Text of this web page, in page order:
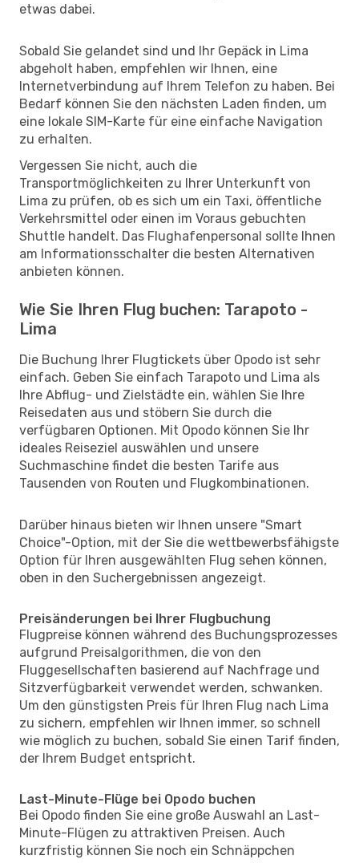
etwas dabei.
Sobald Sie gelandet sind und Ihr Gepäck in Lima
abgeholt haben, empfehlen wir Ihnen, eine
Internetverbindung auf Ihrem Telefon zu haben. Bei
Bedarf können Sie den nächsten Laden finden, um
eine lokale SIM-Karte für eine einfache Navigation
zu erhalten.
Vergessen Sie nicht, auch die
Transportmöglichkeiten zu Ihrer Unterkunft von
Lima zu prüfen, ob es sich um ein Taxi, öffentliche
Verkehrsmittel oder einen im Voraus gebuchten
Shuttle handelt. Das Flughafenpersonal sollte Ihnen
am Informationsschalter die besten Alternativen
anbieten können.
Wie Sie Ihren Flug buchen: Tarapoto -
Lima
Die Buchung Ihrer Flugtickets über Opodo ist sehr
einfach. Geben Sie einfach Tarapoto und Lima als
Ihre Abflug- und Zielstädte ein, wählen Sie Ihre
Reisedaten aus und stöbern Sie durch die
verfügbaren Optionen. Mit Opodo können Sie Ihr
ideales Reiseziel auswählen und unsere
Suchmaschine findet die besten Tarife aus
Tausenden von Routen und Flugkombinationen.
Darüber hinaus bieten wir Ihnen unsere "Smart
Choice"-Option, mit der Sie die wettbewerbsfähigste
Option für Ihren ausgewählten Flug sehen können,
oben in den Suchergebnissen angezeigt.
Preisänderungen bei Ihrer Flugbuchung
Flugpreise können während des Buchungsprozesses
aufgrund Preisalgorithmen, die von den
Fluggesellschaften basierend auf Nachfrage und
Sitzverfügbarkeit verwendet werden, schwanken.
Um den günstigsten Preis für Ihren Flug nach Lima
zu sichern, empfehlen wir Ihnen immer, so schnell
wie möglich zu buchen, sobald Sie einen Tarif finden,
der Ihrem Budget entspricht.
Last-Minute-Flüge bei Opodo buchen
Bei Opodo finden Sie eine große Auswahl an Last-
Minute-Flügen zu attraktiven Preisen. Auch
kurzfristig können Sie noch ein Schnäppchen